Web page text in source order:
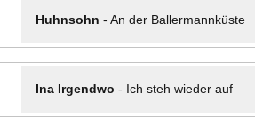
Huhnsohn - An der Ballermannküste
Ina Irgendwo - Ich steh wieder auf